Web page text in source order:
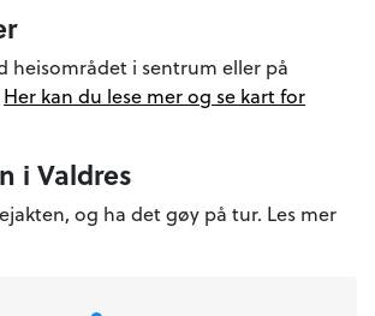
heisområdet i sentrum eller på
Her kan du lese mer og se kart for
i Valdres
og ha det gøy på tur. Les mer